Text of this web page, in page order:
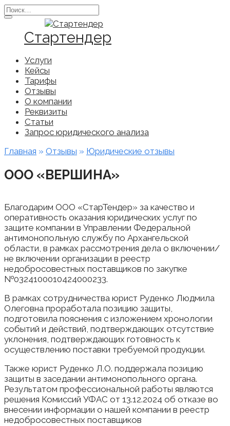
Перейти
к
содержанию
Search
for:
Стартендер
Услуги
Кейсы
Тарифы
Отзывы
О компании
Реквизиты
Статьи
Запрос юридического анализа
Главная » Отзывы » Юридические отзывы
ООО «ВЕРШИНА»
Благодарим ООО «СтарТендер» за качество и
оперативность оказания юридических услуг по
защите компании в Управлении Федеральной
антимонопольную службу по Архангельской
области, в рамках рассмотрения дела о включении/
не включении организации в реестр
недобросовестных поставщиков по закупке
№0324100010424000233.
В рамках сотрудничества юрист Руденко Людмила
Олеговна проработала позицию защиты,
подготовила пояснения с изложением хронологии
событий и действий, подтверждающих отсутствие
уклонения, подтверждающих готовность к
осуществлению поставки требуемой продукции.
Также юрист Руденко Л.О. поддержала позицию
защиты в заседании антимонопольного органа.
Результатом профессиональной работы являются
решения Комиссий УФАС от 13.12.2024 об отказе во
внесении информации о нашей компании в реестр
недобросовестных поставщиков